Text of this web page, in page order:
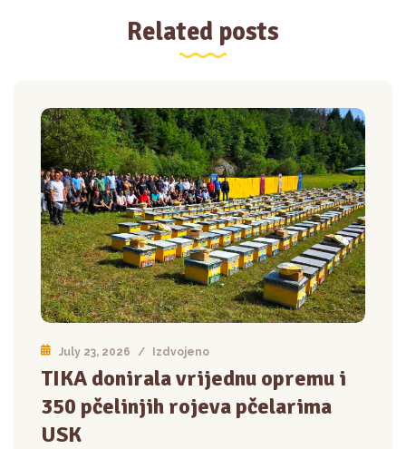
Related posts
July 23, 2026 / Izdvojeno
TIKA donirala vrijednu opremu i
350 pčelinjih rojeva pčelarima
USK